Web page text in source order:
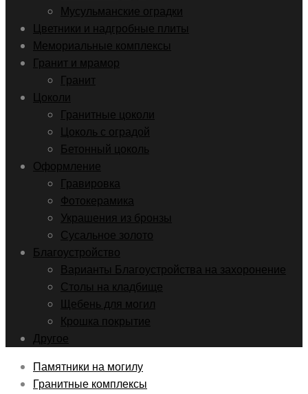
Мусульманские оградки
Цветники и надгробные плиты
Мемориальные комплексы
Гранит и мрамор
Гранит
Цоколи
Гранитные цоколи
Цоколь с оградой
Бетонный цоколь
Оформление
Гравировка
Фотокерамика
Украшения из бронзы
Сусальное золото
Благоустройство
Варианты Благоустройства на захоронение
Столы на кладбище
Щебень для могил
Крошка покрытие
Другое
Памятники на могилу
Гранитные комплексы